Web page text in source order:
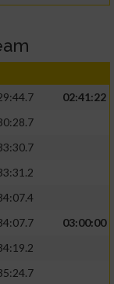
02:41:22
03:00:00